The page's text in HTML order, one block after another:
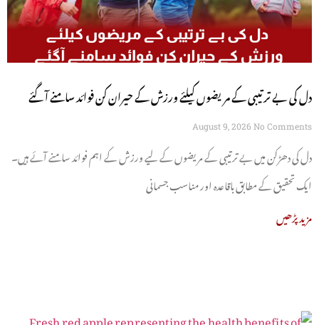
دل کی بے ترتیبی کے مریضوں کیلئے ورزش کے حیران کن فوائد سامنے آگئے
August 9, 2026 No Comments
دل کی دھڑکن میں بے ترتیبی کے مریضوں کے لیے ورزش کے اہم فوائد سامنے آئے ہیں۔
ایک تحقیق کے مطابق باقاعدہ اور مناسب جسمانی
مزید پڑھیں